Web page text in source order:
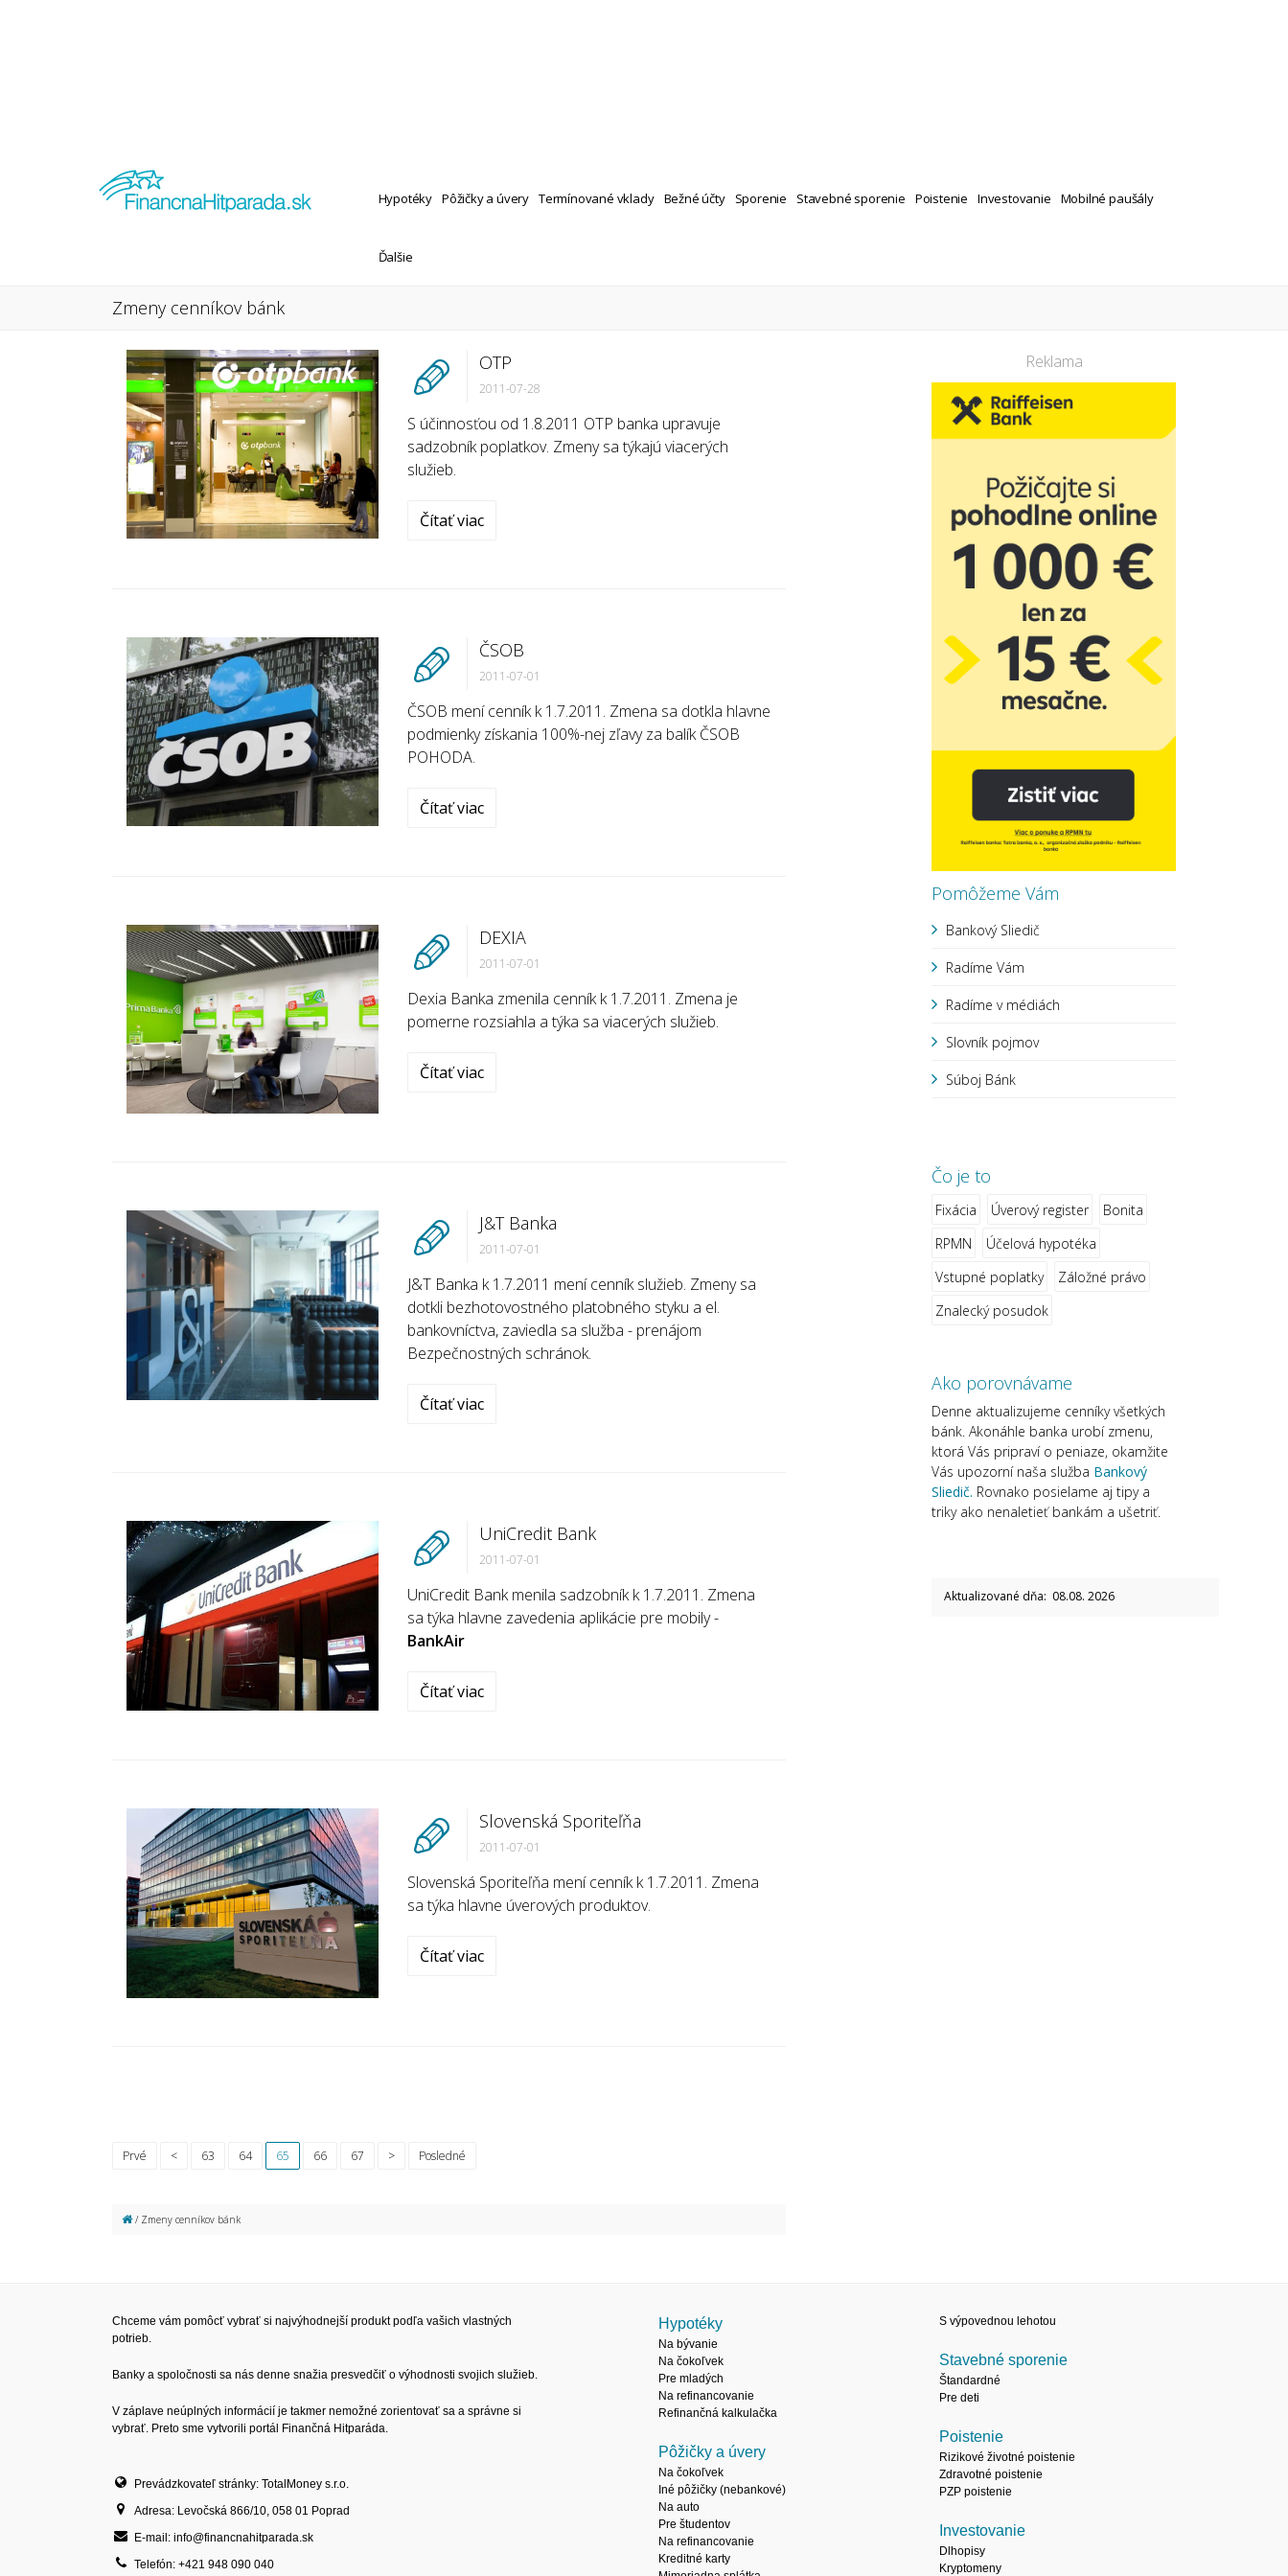
Hypotéky Pôžičky a úvery Termínované vklady Bežné účty Sporenie Stavebné sporenie Poistenie Investovanie Mobilné paušály
Ďalšie
Zmeny cenníkov bánk
OTP
2011-07-28
S účinnosťou od 1.8.2011 OTP banka upravuje
sadzobník poplatkov. Zmeny sa týkajú viacerých
služieb.
Čítať viac
ČSOB
2011-07-01
ČSOB mení cenník k 1.7.2011. Zmena sa dotkla hlavne
podmienky získania 100%-nej zľavy za balík ČSOB
POHODA.
Čítať viac
DEXIA
2011-07-01
Dexia Banka zmenila cenník k 1.7.2011. Zmena je
pomerne rozsiahla a týka sa viacerých služieb.
Čítať viac
J&T Banka
2011-07-01
J&T Banka k 1.7.2011 mení cenník služieb. Zmeny sa
dotkli bezhotovostného platobného styku a el.
bankovníctva, zaviedla sa služba - prenájom
Bezpečnostných schránok.
Čítať viac
UniCredit Bank
2011-07-01
UniCredit Bank menila sadzobník k 1.7.2011. Zmena
sa týka hlavne zavedenia aplikácie pre mobily -
BankAir
Čítať viac
Slovenská Sporiteľňa
2011-07-01
Slovenská Sporiteľňa mení cenník k 1.7.2011. Zmena
sa týka hlavne úverových produktov.
Čítať viac
Prvé < 63 64 65 66 67 > Posledné
/ Zmeny cenníkov bánk
Reklama
Pomôžeme Vám
Bankový Sliedič
Radíme Vám
Radíme v médiách
Slovník pojmov
Súboj Bánk
Čo je to
Fixácia Úverový register
Bonita
RPMN
Účelová hypotéka
Vstupné poplatky
Záložné právo
Znalecký posudok
Ako porovnávame
Denne aktualizujeme cenníky všetkých
bánk. Akonáhle banka urobí zmenu,
ktorá Vás pripraví o peniaze, okamžite
Vás upozorní naša služba Bankový
Sliedič. Rovnako posielame aj tipy a
triky ako nenaletieť bankám a ušetriť.
Aktualizované dňa: 08.08. 2026
Chceme vám pomôcť vybrať si najvýhodnejší produkt podľa vašich vlastných
potrieb.
Banky a spoločnosti sa nás denne snažia presvedčiť o výhodnosti svojich služieb.
V záplave neúplných informácií je takmer nemožné zorientovať sa a správne si
vybrať. Preto sme vytvorili portál Finančná Hitparáda.
Prevádzkovateľ stránky: TotalMoney s.r.o.
Adresa: Levočská 866/10, 058 01 Poprad
E-mail: info@financnahitparada.sk
Telefón: +421 948 090 040
Hypotéky
Na bývanie
Na čokoľvek
Pre mladých
Na refinancovanie
Refinančná kalkulačka
Pôžičky a úvery
Na čokoľvek
Iné pôžičky (nebankové)
Na auto
Pre študentov
Na refinancovanie
Kreditné karty
S výpovednou lehotou
Stavebné sporenie
Štandardné
Pre deti
Poistenie
Rizikové životné poistenie
Zdravotné poistenie
PZP poistenie
Investovanie
Dlhopisy
Kryptomeny